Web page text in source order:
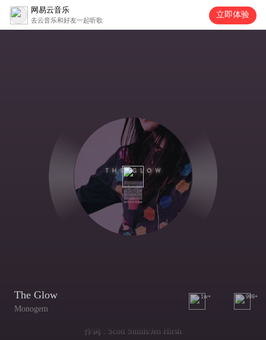
网易云音乐
去云音乐和好友一起听歌
立即体验
The Glow
Monogem
1w+ 999+
作词 : Scott Smith/Jen Hirsh